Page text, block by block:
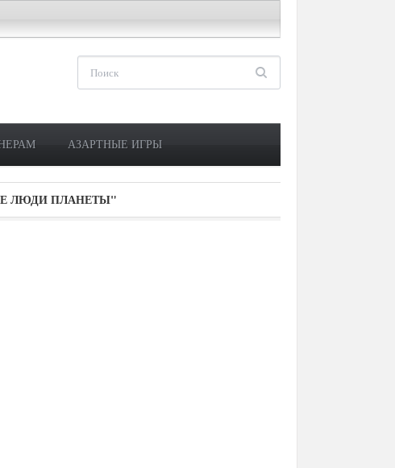
АЗАРТНЫЕ ИГРЫ
ЛЮДИ ПЛАНЕТЫ"